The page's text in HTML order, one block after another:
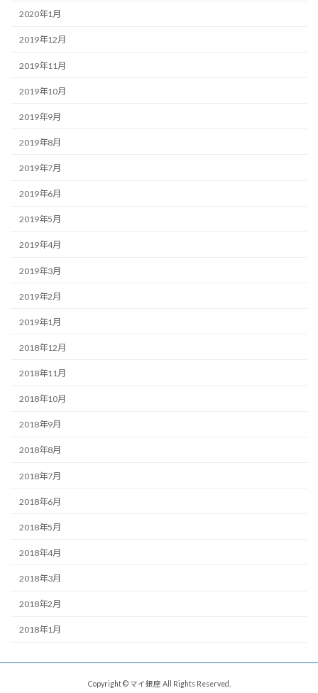
2020年1月
2019年12月
2019年11月
2019年10月
2019年9月
2019年8月
2019年7月
2019年6月
2019年5月
2019年4月
2019年3月
2019年2月
2019年1月
2018年12月
2018年11月
2018年10月
2018年9月
2018年8月
2018年7月
2018年6月
2018年5月
2018年4月
2018年3月
2018年2月
2018年1月
Copyright © マイ銀座 All Rights Reserved.